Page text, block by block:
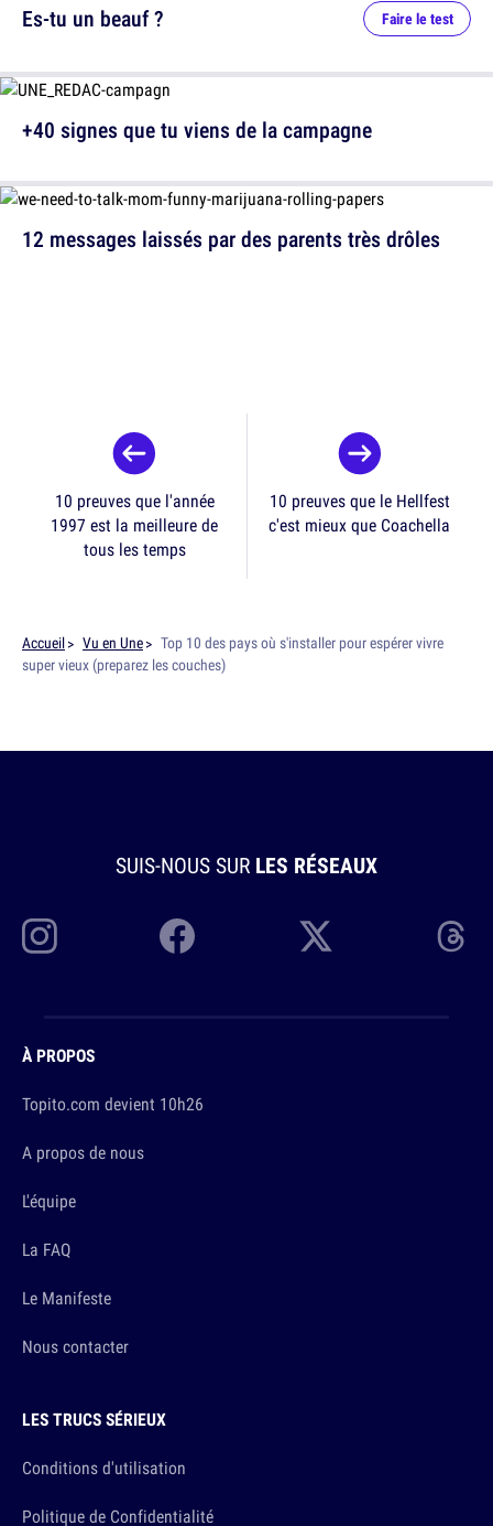
12 messages laissés par des parents très drôles
Es-tu un beauf ? Faire le test
+40 signes que tu viens de la campagne
10 preuves que l'année
1997 est la meilleure de
tous les temps
10 preuves que le Hellfest
c'est mieux que Coachella
Accueil Vu en Une
Top 10 des pays où s'installer pour espérer vivre
super vieux (preparez les couches)
SUIS-NOUS SUR LES RÉSEAUX
À PROPOS
Topito.com devient 10h26
A propos de nous
L'équipe
La FAQ
Le Manifeste
Nous contacter
LES TRUCS SÉRIEUX
Conditions d'utilisation
Politique de Confidentialité